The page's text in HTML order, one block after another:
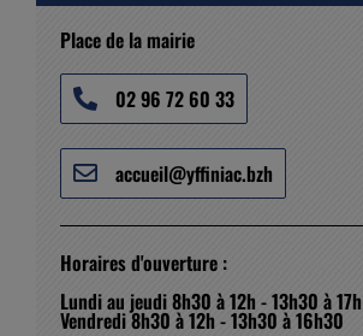
Place de la mairie
02 96 72 60 33
accueil@yffiniac.bzh
Horaires d'ouverture :
Lundi au jeudi 8h30 à 12h - 13h30 à 17h
Vendredi 8h30 à 12h - 13h30 à 16h30